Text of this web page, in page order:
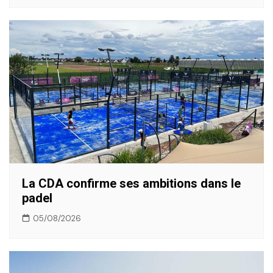
La CDA confirme ses ambitions dans le
padel
05/08/2026